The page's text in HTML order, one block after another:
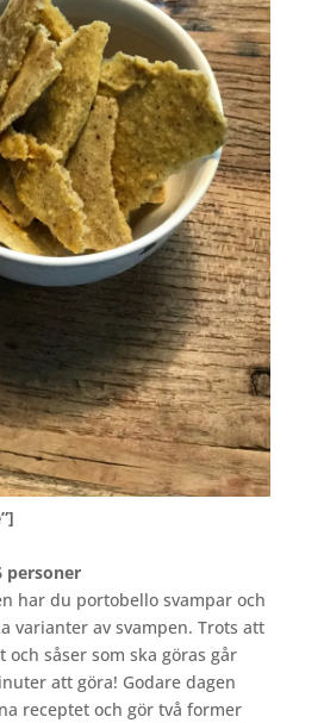
personer
har du portobello svampar och
varianter av svampen. Trots att
såser som ska göras går
att göra! Godare dagen
receptet och gör två former